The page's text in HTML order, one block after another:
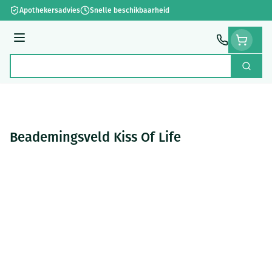
Ga naar de inhoud
Apothekersadvies Snelle beschikbaarheid
Menu
Zoek
Beademingsveld Kiss Of Life